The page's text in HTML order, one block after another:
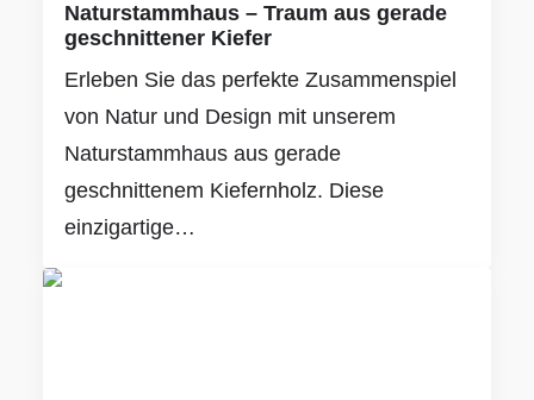
Naturstammhaus – Traum aus gerade
geschnittener Kiefer
Erleben Sie das perfekte Zusammenspiel
von Natur und Design mit unserem
Naturstammhaus aus gerade
geschnittenem Kiefernholz. Diese
einzigartige…